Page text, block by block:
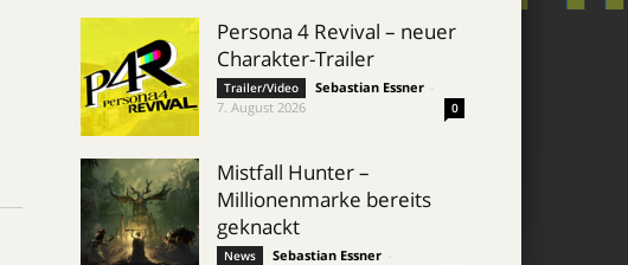
Persona 4 Revival – neuer
Charakter-Trailer
Trailer/Video Sebastian Essner
7. August 2026
0
Mistfall Hunter –
Millionenmarke bereits
geknackt
News Sebastian Essner